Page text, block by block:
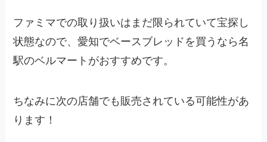
ファミマでの取り扱いはまだ限られていて宝探し
状態なので、愛知でベースブレッドを買うなら名
駅のベルマートがおすすめです。
ちなみに次の店舗でも販売されている可能性があ
ります！